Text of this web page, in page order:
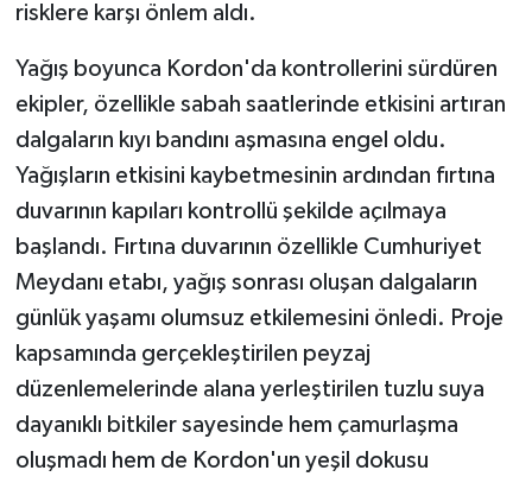
risklere karşı önlem aldı.
Yağış boyunca Kordon'da kontrollerini sürdüren
ekipler, özellikle sabah saatlerinde etkisini artıran
dalgaların kıyı bandını aşmasına engel oldu.
Yağışların etkisini kaybetmesinin ardından fırtına
duvarının kapıları kontrollü şekilde açılmaya
başlandı. Fırtına duvarının özellikle Cumhuriyet
Meydanı etabı, yağış sonrası oluşan dalgaların
günlük yaşamı olumsuz etkilemesini önledi. Proje
kapsamında gerçekleştirilen peyzaj
düzenlemelerinde alana yerleştirilen tuzlu suya
dayanıklı bitkiler sayesinde hem çamurlaşma
oluşmadı hem de Kordon'un yeşil dokusu